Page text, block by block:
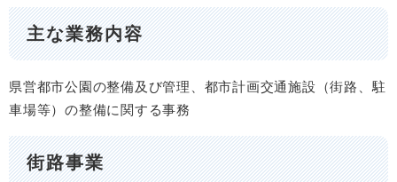
主な業務内容
県営都市公園の整備及び管理、都市計画交通施設（街路、駐
車場等）の整備に関する事務
街路事業